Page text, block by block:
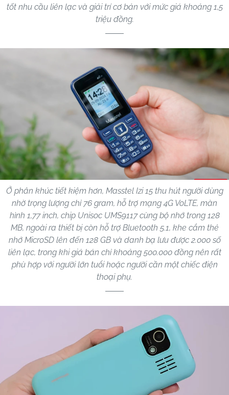
tốt nhu cầu liên lạc và giải trí cơ bản với mức giá khoảng 1,5
triệu đồng.
Ở phân khúc tiết kiệm hơn, Masstel Izi 15 thu hút người dùng
nhờ trọng lượng chỉ 76 gram, hỗ trợ mạng 4G VoLTE, màn
hình 1,77 inch, chip Unisoc UMS9117 cùng bộ nhớ trong 128
MB, ngoài ra thiết bị còn hỗ trợ Bluetooth 5.1, khe cắm thẻ
nhớ MicroSD lên đến 128 GB và danh bạ lưu được 2.000 số
liên lạc, trong khi giá bán chỉ khoảng 500.000 đồng nên rất
phù hợp với người lớn tuổi hoặc người cần một chiếc điện
thoại phụ.